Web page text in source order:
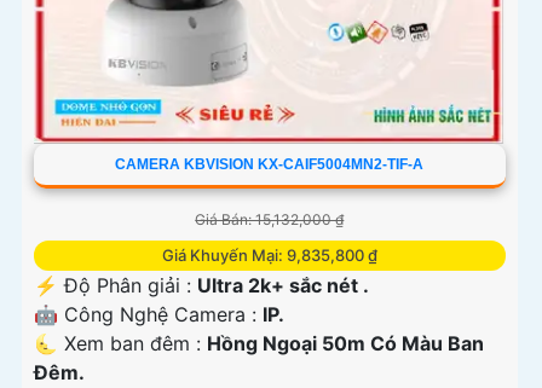
CAMERA KBVISION KX-CAIF5004MN2-TIF-A
Giá Bán: 15,132,000 ₫
Giá Khuyến Mại: 9,835,800 ₫
️⚡ Độ Phân giải : Ultra 2k+ sắc nét .
🤖️ Công Nghệ Camera : IP.
🌜 Xem ban đêm : Hồng Ngoại 50m Có Màu Ban
Đêm.